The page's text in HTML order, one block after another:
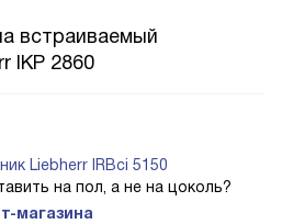
встраиваемый
IKP 2860
Liebherr IRBci 5150
на пол, а не на цоколь?
магазина